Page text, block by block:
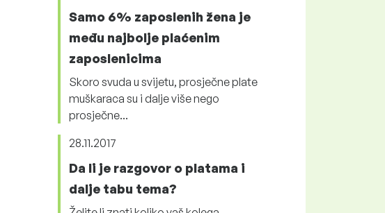
Samo 6% zaposlenih žena je
među najbolje plaćenim
zaposlenicima
Skoro svuda u svijetu, prosječne plate
muškaraca su i dalje više nego
prosječne...
28.11.2017
Da li je razgovor o platama i
dalje tabu tema?